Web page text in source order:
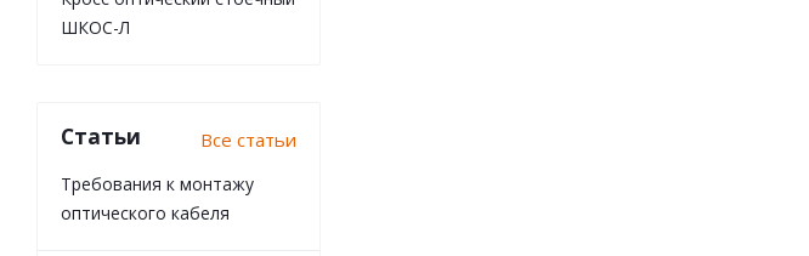
ШКОС-Л
Статьи Все статьи
Требования к монтажу
оптического кабеля